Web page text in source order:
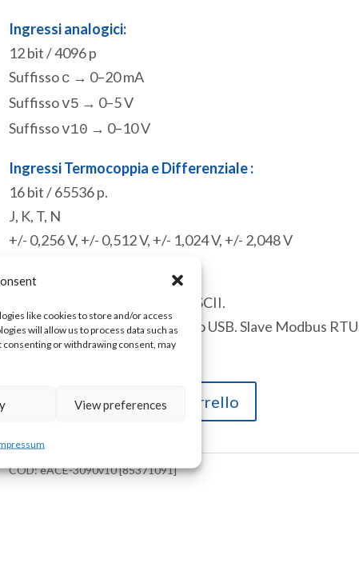
like cookies to store and/or access
will allow us to process data such as
or withdrawing consent, may
View preferences
Ingressi analogici:
12 bit / 4096 p
Suffisso c → 0–20 mA
Suffissov5 → 0–5 V
Suffissov10 → 0–10 V
Ingressi Termocoppia e Differenziale :
16 bit / 65536 p.
J, K, T, N
+/- 0,256 V, +/- 0,512 V, +/- 1,024 V, +/- 2,048 V
Comunicazione:
RS232. Slave Modbus RTU o ASCII.
Porta di programmazione Micro USB. Slave Modbus
Disponibile
PLC
Incorporato
Aggiungi al carrello
COD:eACE-3090v10 [85371091]